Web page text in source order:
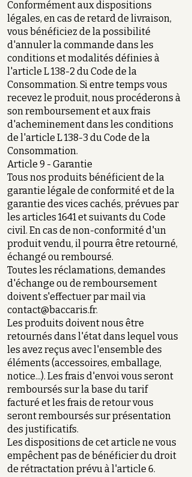
Conformément aux dispositions
légales, en cas de retard de livraison,
vous bénéficiez de la possibilité
d'annuler la commande dans les
conditions et modalités définies à
l'article L 138-2 du Code de la
Consommation. Si entre temps vous
recevez le produit, nous procéderons à
son remboursement et aux frais
d'acheminement dans les conditions
de l'article L 138-3 du Code de la
Consommation.
Article 9 - Garantie
Tous nos produits bénéficient de la
garantie légale de conformité et de la
garantie des vices cachés, prévues par
les articles 1641 et suivants du Code
civil. En cas de non-conformité d'un
produit vendu, il pourra être retourné,
échangé ou remboursé.
Toutes les réclamations, demandes
d'échange ou de remboursement
doivent s'effectuer par mail via
contact@baccaris.fr.
Les produits doivent nous être
retournés dans l'état dans lequel vous
les avez reçus avec l'ensemble des
éléments (accessoires, emballage,
notice...). Les frais d'envoi vous seront
remboursés sur la base du tarif
facturé et les frais de retour vous
seront remboursés sur présentation
des justificatifs.
Les dispositions de cet article ne vous
empêchent pas de bénéficier du droit
de rétractation prévu à l'article 6.